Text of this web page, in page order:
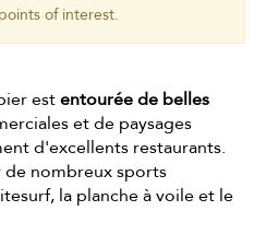
of interest.
estentourée de belles
et de paysages
d'excellents restaurants.
nombreux sports
la planche à voile et le